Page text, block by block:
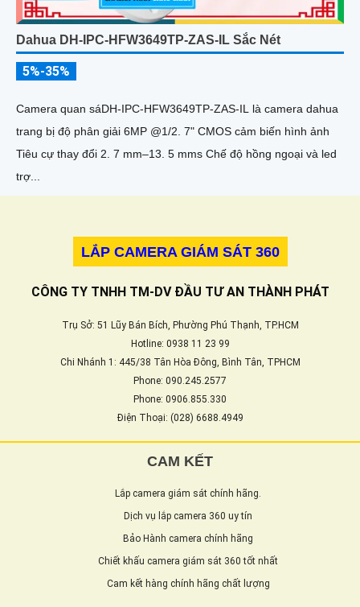
Dahua DH-IPC-HFW3649TP-ZAS-IL Sắc Nét
5%-35%
Camera quan sáDH-IPC-HFW3649TP-ZAS-IL là camera dahua
trang bị độ phân giải 6MP @1/2. 7" CMOS cảm biến hình ảnh
Tiêu cự thay đổi 2. 7 mm–13. 5 mms Chế độ hồng ngoại và led
trợ...
LẮP CAMERA GIÁM SÁT 360
CÔNG TY TNHH TM-DV ĐẦU TƯ AN THÀNH PHÁT
Trụ Sở: 51 Lũy Bán Bích, Phường Phú Thạnh, TP.HCM
Hotline: 0938 11 23 99
Chi Nhánh 1: 445/38 Tân Hòa Đông, Bình Tân, TPHCM
Phone: 090.245.2577
Phone: 0906.855.330
Điện Thoại: (028) 6688.4949
CAM KẾT
Lắp camera giám sát chính hãng.
Dịch vụ lắp camera 360 uy tín
Bảo Hành camera chính hãng
Chiết khấu camera giám sát 360 tốt nhất
Cam kết hàng chính hãng chất lượng